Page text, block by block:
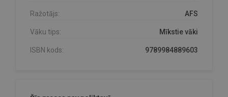
Ražotājs: AFS
Vāku tips: Mīkstie vāki
ISBN kods: 9789984889603